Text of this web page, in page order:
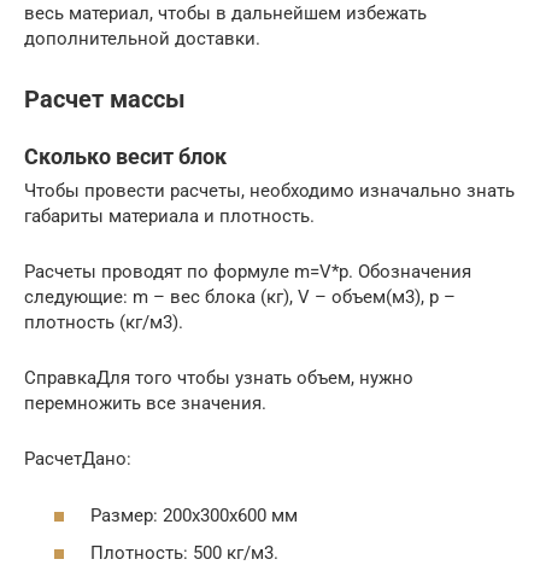
весь материал, чтобы в дальнейшем избежать
дополнительной доставки.
Расчет массы
Сколько весит блок
Чтобы провести расчеты, необходимо изначально знать
габариты материала и плотность.
Расчеты проводят по формуле m=V*p. Обозначения
следующие: m – вес блока (кг), V – объем(м3), р –
плотность (кг/м3).
СправкаДля того чтобы узнать объем, нужно
перемножить все значения.
РасчетДано:
Размер: 200х300х600 мм
Плотность: 500 кг/м3.